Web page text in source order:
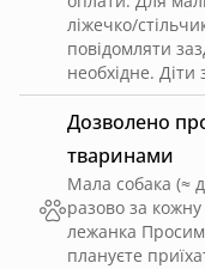
Дозволено
тваринами
Мала собака (≈
разово за
лежанка
плануєте
ліжечко/
повідомляти
необхідне.